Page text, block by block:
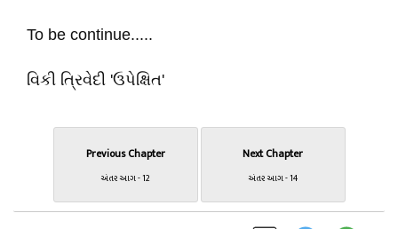
To be continue.....
વિકી ત્રિવેદી 'ઉપેક્ષિત'
Previous Chapter
અંતર આગ - 12
Next Chapter
અંતર આગ - 14